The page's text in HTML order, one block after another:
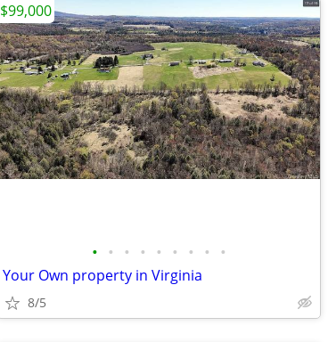
• • • • • • • • •
Your Own property in Virginia
8/5
$99,000